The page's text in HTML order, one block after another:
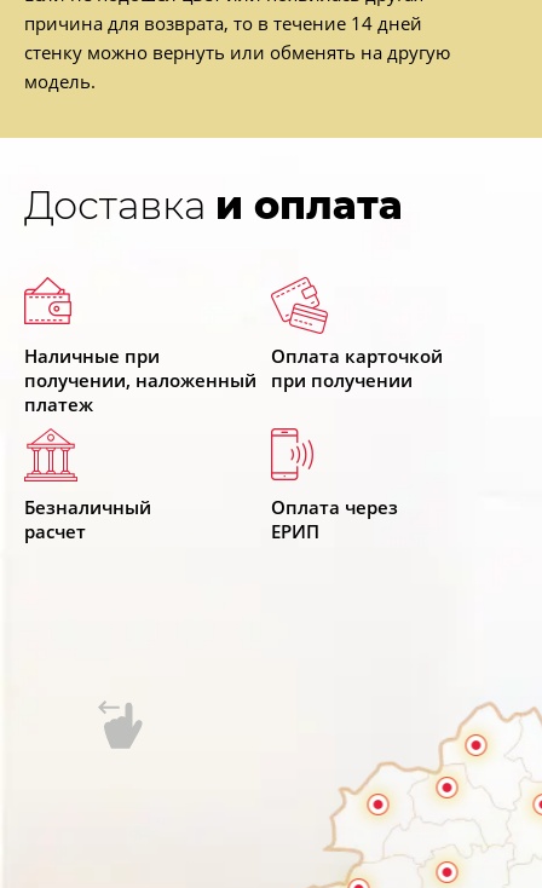
причина для возврата, то в течение 14 дней
стенку можно вернуть или обменять на другую
модель.
Доставка и оплата
Наличные при
получении, наложенный
платеж
Оплата карточкой
при получении
Безналичный
расчет
Оплата через
ЕРИП